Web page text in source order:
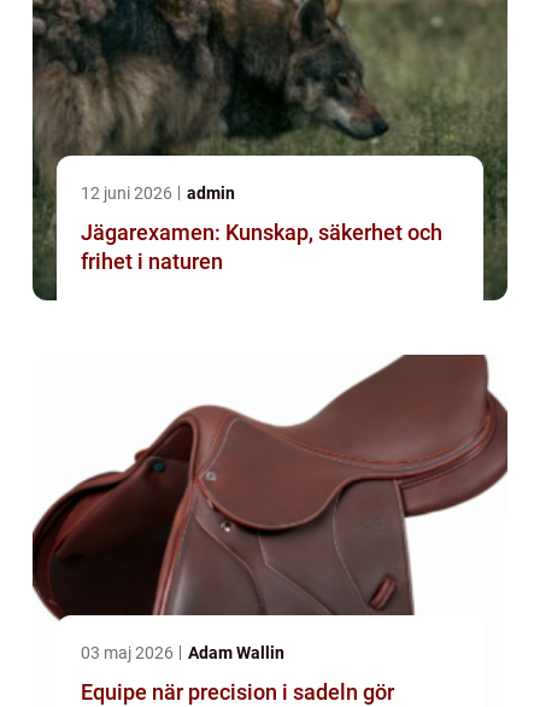
12 juni 2026 admin
Jägarexamen: Kunskap, säkerhet och
frihet i naturen
03 maj 2026 Adam Wallin
Equipe när precision i sadeln gör